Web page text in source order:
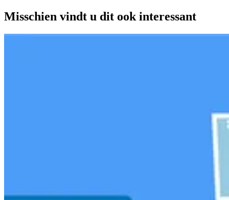
Misschien vindt u dit ook interessant